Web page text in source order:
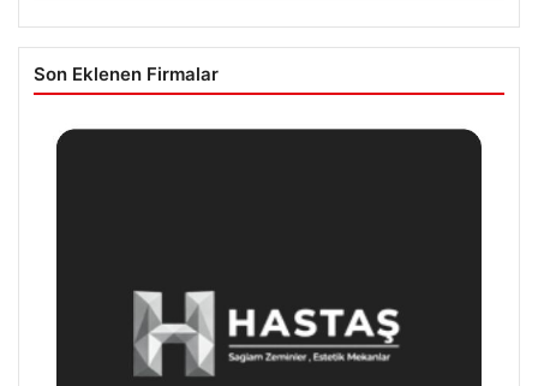
Son Eklenen Firmalar